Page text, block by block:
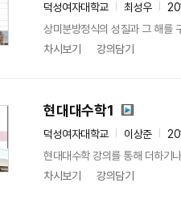
덕성여자대학교 최성우
상미분방정식의 성질과 그 해를
차시보기
강의담기
현대대수학1
덕성여자대학교 이상준
현대대수학 강의를 통해 더하
차시보기
강의담기